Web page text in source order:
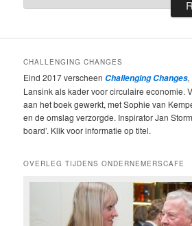
CHALLENGING CHANGES
Eind 2017 verscheen Challenging Changes,
Lansink als kader voor circulaire economie.
aan het boek gewerkt, met Sophie van
en de omslag verzorgde. Inspirator Jan
board’. Klik voor informatie op titel.
OVERLEG TIJDENS ONDERNEMERSCAFE